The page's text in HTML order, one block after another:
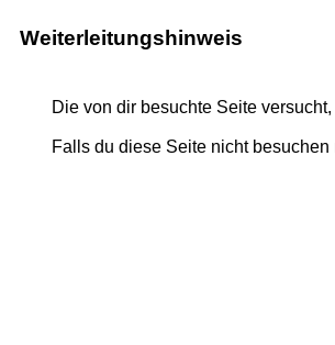
Weiterleitungshinweis
Die von dir besuchte Seite
Falls du diese Seite nicht besuchen